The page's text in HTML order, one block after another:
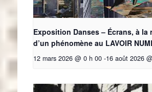
Exposition Danses – Écrans, à la
d’un phénomène au LAVOIR
12 mars 2026 @ 0 h 00 -16 août 2026